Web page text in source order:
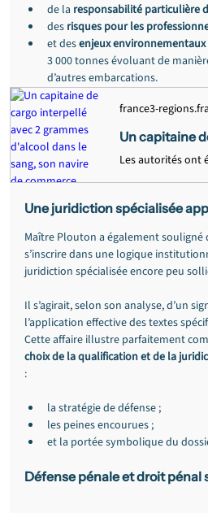
de la responsabilité particulière
des risques pour les
et des enjeux environnementaux
3 000 tonnes évoluant de
d’autres embarcations.
france3-
Une juridiction spécialisée
Maître Plouton a également
s’inscrire dans une logique
juridiction spécialisée encore peu
Il s’agirait, selon son analyse, d’un
l’application effective des textes
Cette affaire illustre parfaitement
choix de la qualification et de la
:
la stratégie de défense ;
les peines encourues ;
et la portée symbolique du
Défense pénale et droit pénal